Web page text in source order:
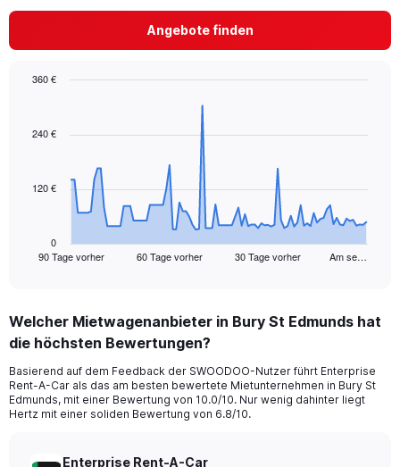
Angebote finden
data
The
Range:
91
The
chart
has
axis
90 Tage vorher 60 Tage vorher 30 Tage vorher Am se…
0
120 €
240 €
360 €
End
Welcher Mietwagenanbieter in Bury St Edmunds hat
die höchsten Bewertungen?
Basierend auf dem Feedback der SWOODOO-Nutzer führt Enterprise
Rent-A-Car als das am besten bewertete Mietunternehmen in Bury St
Edmunds, mit einer Bewertung von 10.0/10. Nur wenig dahinter liegt
Hertz mit einer soliden Bewertung von 6.8/10.
Enterprise Rent-A-Car